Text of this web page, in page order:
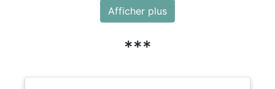
Afficher plus
***